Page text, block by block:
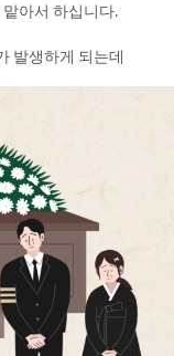
아서 하십니다.
발생하게 되는데